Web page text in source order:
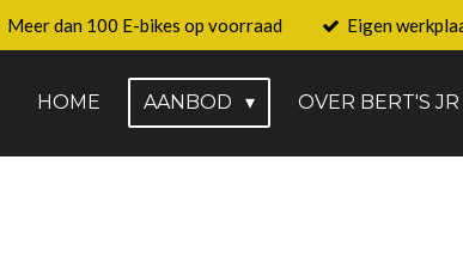
Meer dan 100 E-bikes op voorraad Eigen
HOME AANBOD OVER BERT'S JR